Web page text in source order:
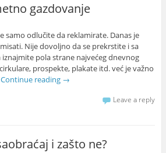
gazdovanje
samo odlučite da reklamirate. Danas je
Nije dovoljno da se prekrstite i sa
pola strane najvećeg dnevnog
prospekte, plakate itd. već je važno
Continue reading →
Leave a reply
i zašto ne?